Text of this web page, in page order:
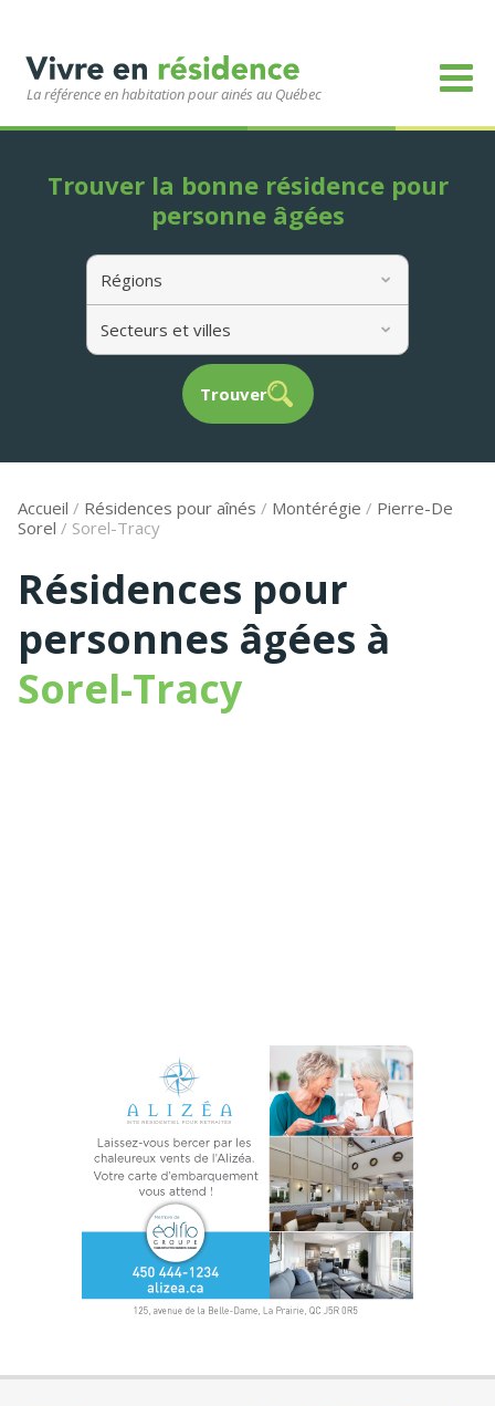
La référence en habitation pour ainés au Québec
Régions
Secteurs et villes
Trouver
Trouver la bonne résidence pour
personne âgées
Accueil / Résidences pour aînés / Montérégie / Pierre-De
Sorel / Sorel-Tracy
Résidences pour
personnes âgées à
Sorel-Tracy